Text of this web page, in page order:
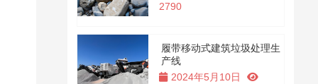
2790
履带移动式建筑垃圾处理生
产线
2024年5月10日